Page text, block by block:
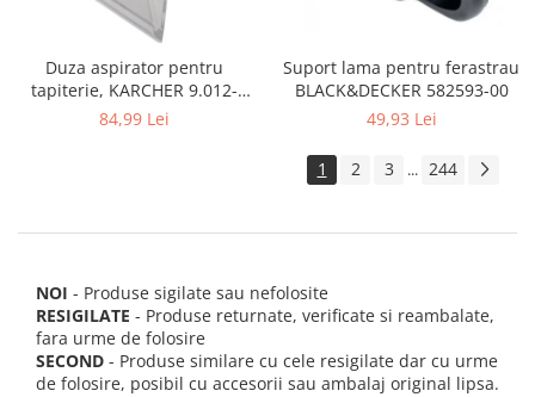
Duza aspirator pentru
tapiterie, KARCHER 9.012-
278.0, SE4001, SE4002, SE5100
84,99 Lei
Suport lama pentru ferastrau
BLACK&DECKER 582593-00
49,93 Lei
1 2 3 ... 244
NOI - Produse sigilate sau nefolosite
RESIGILATE - Produse returnate, verificate si reambalate,
fara urme de folosire
SECOND - Produse similare cu cele resigilate dar cu urme
de folosire, posibil cu accesorii sau ambalaj original lipsa.